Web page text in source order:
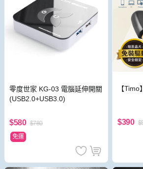
零度世家 KG-03 電腦延伸開關
(USB2.0+USB3.0)
$580 $780
免運
【
$390